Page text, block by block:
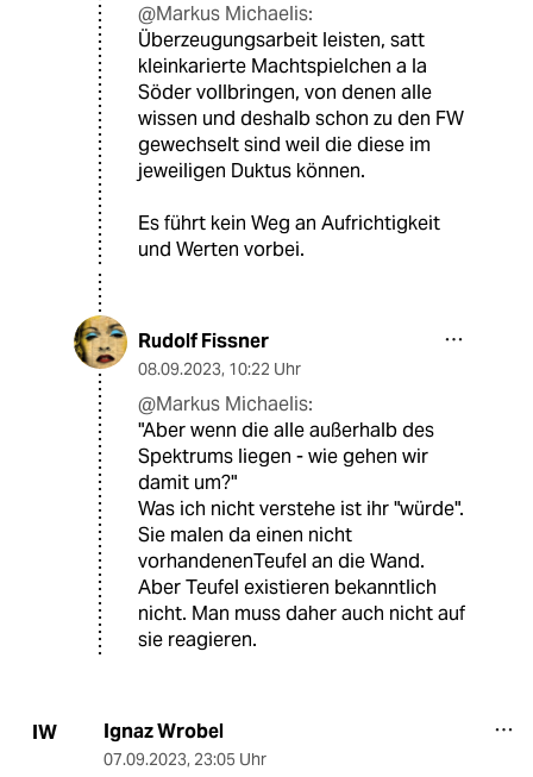
@Markus Michaelis:
Überzeugungsarbeit leisten, satt
kleinkarierte Machtspielchen a la
Söder vollbringen, von denen alle
wissen und deshalb schon zu den FW
gewechselt sind weil die diese im
jeweiligen Duktus können.
Es führt kein Weg an Aufrichtigkeit
und Werten vorbei.
Rudolf Fissner
08.09.2023, 10:22 Uhr
@Markus Michaelis:
"Aber wenn die alle außerhalb des
Spektrums liegen - wie gehen wir
damit um?"
Was ich nicht verstehe ist ihr "würde".
Sie malen da einen nicht
vorhandenenTeufel an die Wand.
Aber Teufel existieren bekanntlich
nicht. Man muss daher auch nicht auf
sie reagieren.
IW Ignaz Wrobel
07.09.2023, 23:05 Uhr